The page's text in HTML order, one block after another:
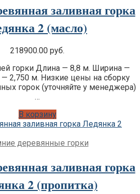
заливная горка
2 (масло)
218900.00 руб.
горки Длина — 8,8 м. Ширина —
2,750 м. Низкие цены на сборку
горок (уточняйте у менеджера)
…
В корзину
деревянные горки
заливная горка
2 (пропитка)